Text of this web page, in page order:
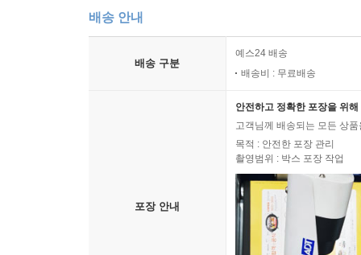
Kim Grynick, LPC
배송 안내
배송 구분
예스24 배송
배송비 : 무료배송
포장 안내
안전하고 정확한 포장을 위
고객님께 배송되는 모든 상
목적 : 안전한 포장 관리
촬영범위 : 박스 포장 작업